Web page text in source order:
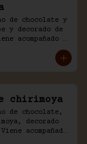
de chocolate y
y decorado de
acompañado
chirimoya
de chocolate,
decorado
acompañado